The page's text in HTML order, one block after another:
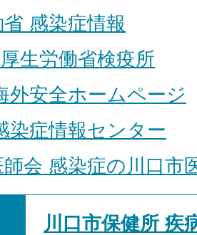
感染症情報
生労働省検疫所
外安全ホームページ
染症情報センター
師会 感染症の川口市
川口市保健所 疾